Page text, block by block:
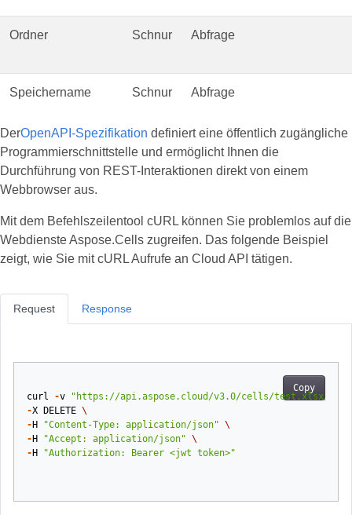
Ordner Schnur Abfrage
Speichername Schnur Abfrage
DerOpenAPI-Spezifikation definiert eine öffentlich zugängliche
Programmierschnittstelle und ermöglicht Ihnen die
Durchführung von REST-Interaktionen direkt von einem
Webbrowser aus.
Mit dem Befehlszeilentool cURL können Sie problemlos auf die
Webdienste Aspose.Cells zugreifen. Das folgende Beispiel
zeigt, wie Sie mit cURL Aufrufe an Cloud API tätigen.
Request
Copy
curl -v
"https://api.aspose.cloud/v3.0/cells/test.xlsx/
-X DELETE \
- H "Content-Type: application/json" \
- H "Accept: application/json" \
- H "Authorization: Bearer <jwt token>"
Response